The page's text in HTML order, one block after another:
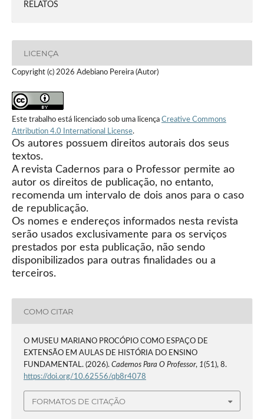
RELATOS
LICENÇA
Copyright (c) 2026 Adebiano Pereira (Autor)
Este trabalho está licenciado sob uma licença Creative Commons
Attribution 4.0 International License.
Os autores possuem direitos autorais dos seus
textos.
A revista Cadernos para o Professor permite ao
autor os direitos de publicação, no entanto,
recomenda um intervalo de dois anos para o caso
de republicação.
Os nomes e endereços informados nesta revista
serão usados exclusivamente para os serviços
prestados por esta publicação, não sendo
disponibilizados para outras finalidades ou a
terceiros.
COMO CITAR
O MUSEU MARIANO PROCÓPIO COMO ESPAÇO DE
EXTENSÃO EM AULAS DE HISTÓRIA DO ENSINO
FUNDAMENTAL. (2026). Cadernos Para O Professor, 1(51), 8.
https://doi.org/10.62556/qb8r4078
FORMATOS DE CITAÇÃO